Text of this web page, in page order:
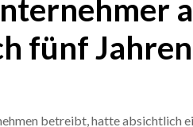
fünf
betreibt, hatte absichtlich